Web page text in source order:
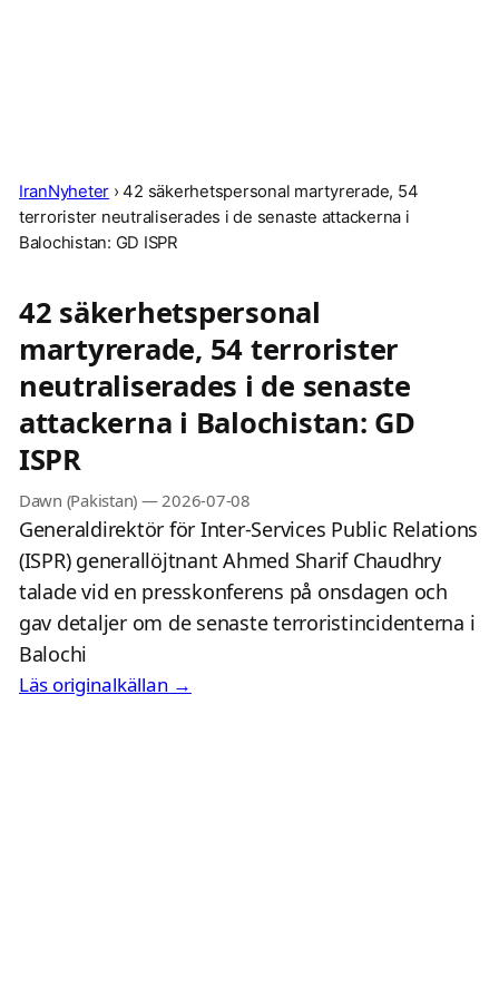
IranNyheter ›42 säkerhetspersonal martyrerade, 54
terrorister neutraliserades i de senaste attackerna i
Balochistan: GD ISPR
42 säkerhetspersonal
martyrerade, 54 terrorister
neutraliserades i de senaste
attackerna i Balochistan: GD
ISPR
Dawn (Pakistan) — 2026-07-08
Generaldirektör för Inter-Services Public Relations
(ISPR) generallöjtnant Ahmed Sharif Chaudhry
talade vid en presskonferens på onsdagen och
gav detaljer om de senaste terroristincidenterna i
Balochi
Läs originalkällan →